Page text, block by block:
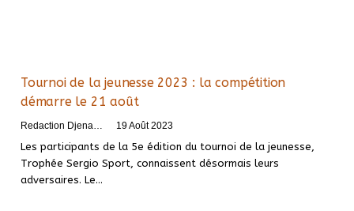
Tournoi de la jeunesse 2023 : la compétition
démarre le 21 août
Redaction DjenaSport 19 Août 2023
Les participants de la 5e édition du tournoi de la jeunesse,
Trophée Sergio Sport, connaissent désormais leurs
adversaires. Le…